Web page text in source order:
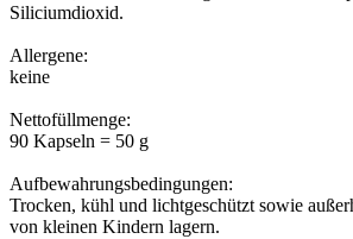
Siliciumdioxid.
Allergene:
keine
Nettofüllmenge:
90 Kapseln = 50 g
Aufbewahrungsbedingungen:
Trocken, kühl und lichtgeschützt sowie
von kleinen Kindern lagern.